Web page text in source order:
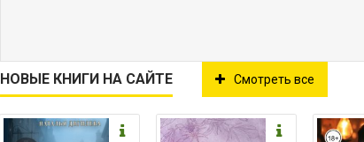
НОВЫЕ КНИГИ НА САЙТЕ Смотреть все